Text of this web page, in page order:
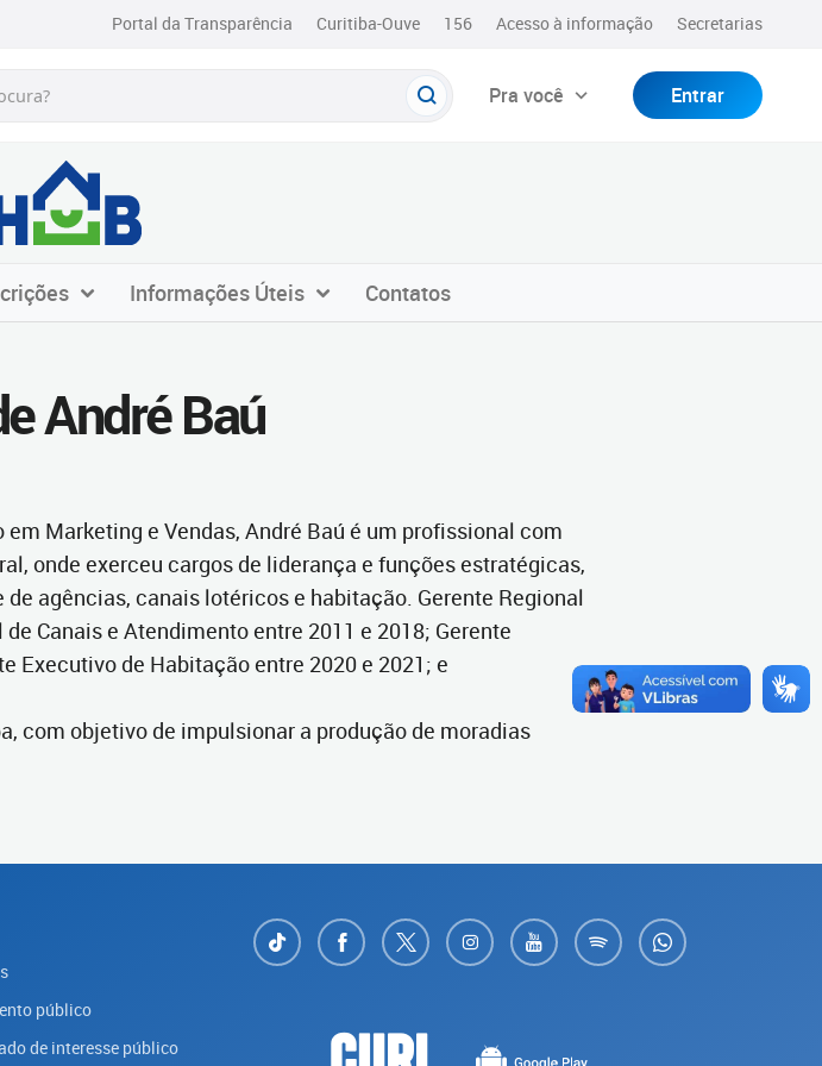
Portal da Transparência Curitiba-Ouve 156 Acesso à informação Secretarias
Pra você Entrar
Informações Úteis Contatos
André Baú
Marketing e Vendas, André Baú é um profissional com
onde exerceu cargos de liderança e funções estratégicas,
agências, canais lotéricos e habitação. Gerente Regional
Canais e Atendimento entre 2011 e 2018; Gerente
Executivo de Habitação entre 2020 e 2021; e
com objetivo de impulsionar a produção de moradias
público
de interesse público